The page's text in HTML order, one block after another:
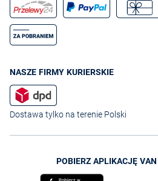
NASZE FIRMY KURIERSKIE
Dostawa tylko na terenie Polski
POBIERZ APLIKACJĘ